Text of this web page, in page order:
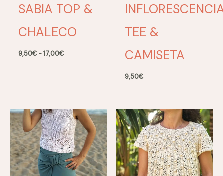
SABIA TOP &
CHALECO
9,50€ - 17,00€Rango
TEE &
CAMISETA
9,50€